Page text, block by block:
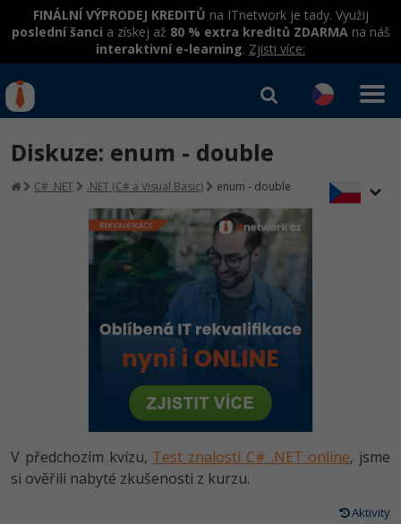
FINÁLNÍ VÝPRODEJ KREDITŮ na ITnetwork je tady. Využij
poslední šanci a získej až 80 % extra kreditů ZDARMAna náš
interaktivní e-learning. Zjisti více:
hrazené úřadem práce
Workshopy zdarma
Umělá inteligence v praxi
Datová analýza v praxi
Školení
Základy programování
Objektové programování - OOP
Umělá inteligence
HTML5, CSS3, Bootstrap, SEO
SQL a databáze
Školení dle technologií
C# .NET
PHP
JavaScript
Kurzy IT profesí
Junior programátor
Programátor WWW aplikací
Senior programátor
Front-end developer
Vývojář mobilních aplikací
Specialista na AI a bigdata
Kurzy programování
Jak začít?
Java -80%
-80%
-80%
JavaScript -80%
Přihlásit se|Registrovat
Diskuze: enum - double
C# .NET .NET (C# a Visual Basic) enum - double
V předchozím kvízu, Test znalostí C# .NET online, jsme
si ověřili nabyté zkušenosti z kurzu.
Aktivity